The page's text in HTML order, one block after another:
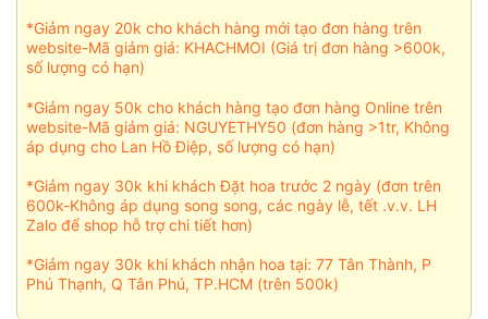
*Giảm ngay 20k cho khách hàng mới tạo đơn hàng trên
website-Mã giảm giá: KHACHMOI (Giá trị đơn hàng >600k,
số lượng có hạn)
*Giảm ngay 50k cho khách hàng tạo đơn hàng Online trên
website-Mã giảm giá: NGUYETHY50 (đơn hàng >1tr, Không
áp dụng cho Lan Hồ Điệp, số lượng có hạn)
*Giảm ngay 30k khi khách Đặt hoa trước 2 ngày (đơn trên
600k-Không áp dụng song song, các ngày lễ, tết .v.v. LH
Zalo để shop hỗ trợ chi tiết hơn)
*Giảm ngay 30k khi khách nhận hoa tại: 77 Tân Thành, P
Phú Thạnh, Q Tân Phú, TP.HCM (trên 500k)